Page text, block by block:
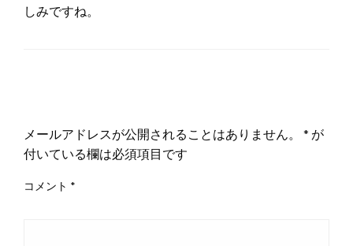
しみですね。
メールアドレスが公開されることはありません。 * が
付いている欄は必須項目です
コメント *